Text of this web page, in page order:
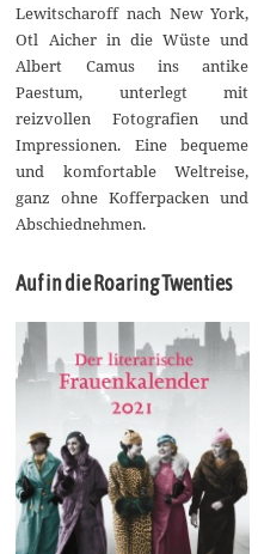
Lewitscharoff nach New York,
Otl Aicher in die Wüste und
Albert Camus ins antike
Paestum, unterlegt mit
reizvollen Fotografien und
Impressionen. Eine bequeme
und komfortable Weltreise,
ganz ohne Kofferpacken und
Abschiednehmen.
Auf in die Roaring Twenties